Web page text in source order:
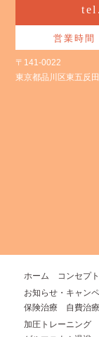
tel.
営業時間
〒141-0022
東京都品川区東五反
ホーム コンセプト
お知らせ・キャン
保険治療
自費治療
加圧トレーニング